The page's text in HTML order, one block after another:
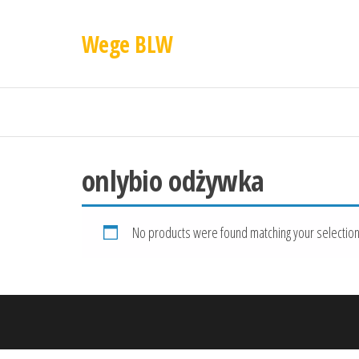
Wege BLW
onlybio odżywka
No products were found matching your